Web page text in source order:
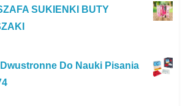
SUKIENKI BUTY
Do Nauki Pisania